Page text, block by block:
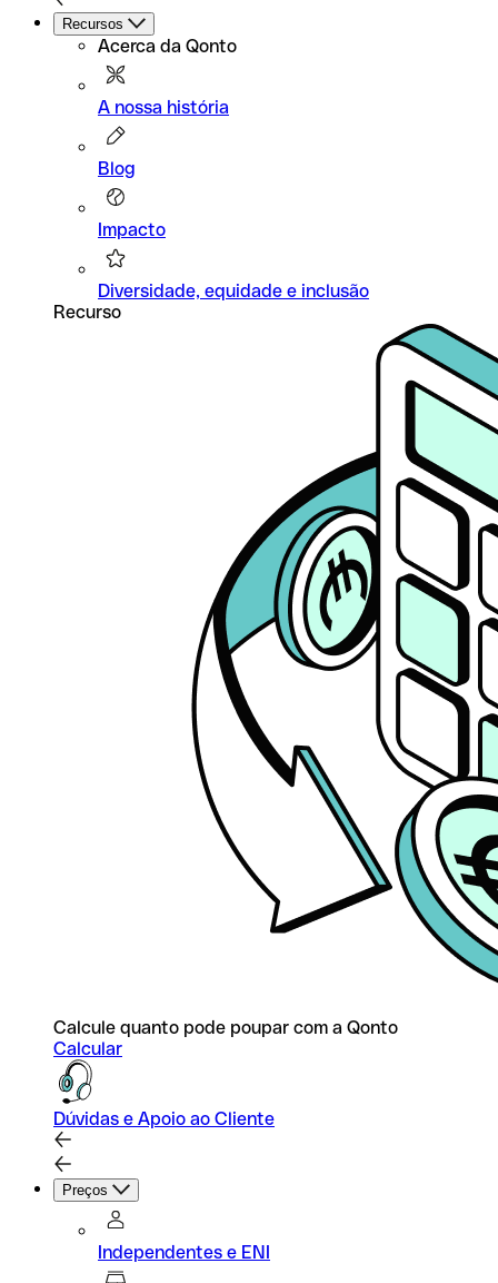
Recursos
Acerca da Qonto
A nossa história
Blog
Impacto
Diversidade, equidade e inclusão
Recurso
Calcule quanto pode poupar com a Qonto
Calcular
Dúvidas e Apoio ao Cliente
Preços
Independentes e ENI